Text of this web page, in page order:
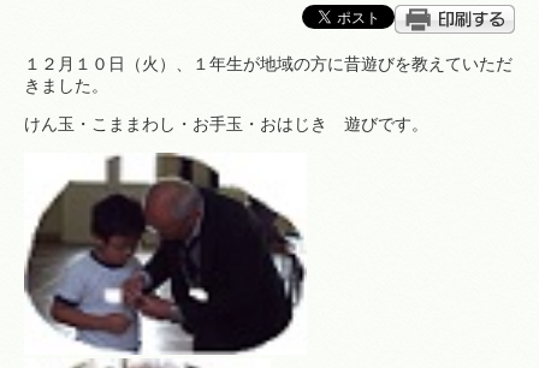
１２月１０日（火）、１年生が地域の方に昔遊びを教えていただ
きました。
けん玉・こままわし・お手玉・おはじき 遊びです。